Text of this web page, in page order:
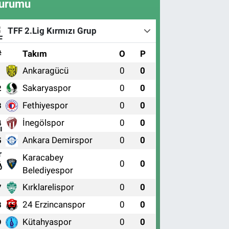
TFF 2.Lig Kırmızı Grup
Takım O P
Ankaragücü 0 0
Sakaryaspor 0 0
Fethiyespor 0 0
İnegölspor 0 0
Ankara Demirspor 0 0
Karacabey
Belediyespor
0 0
Kırklarelispor 0 0
24 Erzincanspor 0 0
Kütahyaspor 0 0